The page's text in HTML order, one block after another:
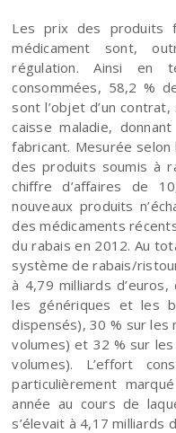
Les prix des produits
médicament sont,
régulation. Ainsi en
consommées, 58,2 %
sont l’objet d’un
caisse maladie,
fabricant. Mesurée
des produits soumis à
chiffre d’affaires de
nouveaux produits
des médicaments
du rabais en 2012. Au
système de rabais/
à 4,79 milliards
les génériques et les
dispensés), 30 % sur
volumes) et 32 % sur
volumes). L’effort
particulièrement
année au cours de
s’élevait à 4,17 milliards